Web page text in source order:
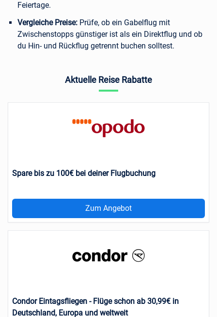
Feiertage.
Vergleiche Preise: Prüfe, ob ein Gabelflug mit
Zwischenstopps günstiger ist als ein Direktflug und ob
du Hin- und Rückflug getrennt buchen solltest.
Aktuelle Reise Rabatte
Spare bis zu 100€ bei deiner Flugbuchung
Zum Angebot
Condor Eintagsfliegen - Flüge schon ab 30,99€ in
Deutschland, Europa und weltweit